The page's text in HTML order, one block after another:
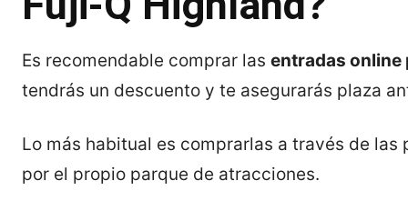
Es recomendable comprar las entradas online
tendrás un descuento y te asegurarás plaza
Lo más habitual es comprarlas a través de
por el propio parque de atracciones.